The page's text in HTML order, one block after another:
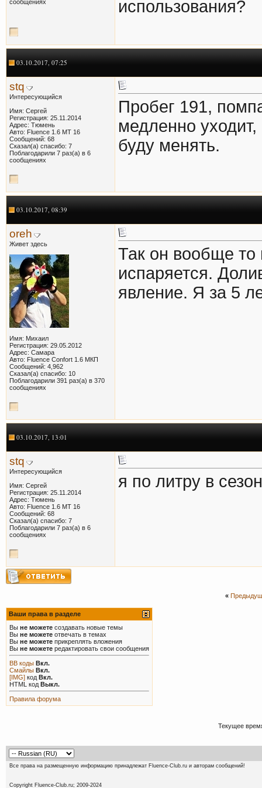
сообщениях использования?
03.10.2017, 07:25
stq
Интересующийся
Имя: Сергей
Регистрация: 25.11.2014
Адрес: Тюмень
Авто: Fluence 1.6 MT 16
Сообщений: 68
Сказал(а) спасибо: 7
Поблагодарили 7 раз(а) в 6
сообщениях
Пробег 191,
медленно
буду менять.
03.10.2017, 08:39
oreh
Живет здесь
Имя: Михаил
Регистрация: 29.05.2012
Адрес: Самара
Авто: Fluence Confort 1.6 МКП
Сообщений: 4,962
Сказал(а) спасибо: 10
Поблагодарили 391 раз(а) в 370
сообщениях
Так он вообще то
испаряется.
явление. Я за 5
03.10.2017, 13:01
stq
Интересующийся
Имя: Сергей
Регистрация: 25.11.2014
Адрес: Тюмень
Авто: Fluence 1.6 MT 16
Сообщений: 68
Сказал(а) спасибо: 7
Поблагодарили 7 раз(а) в 6
сообщениях
я по литру в
«
Ваши права в разделе
Вы не можете создавать новые темы
Вы не можете отвечать в темах
Вы не можете прикреплять вложения
Вы не можете редактировать свои сообщения
BB коды Вкл.
Смайлы Вкл.
[IMG] код Вкл.
HTML код Выкл.
Правила форума
Текущее
Все права на размещенную информацию принадлежат Fluence-Club.ru и авторам сообщений!
Copyright Fluence-Club.ru;